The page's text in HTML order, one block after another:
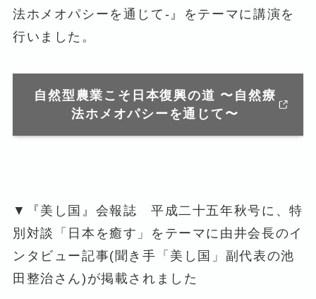
法ホメオパシーを通じて-』をテーマに講演を
行いました。
自然型農業こそ日本復興の道 〜自然療
法ホメオパシーを通じて〜
▼『美し国』会報誌 平成二十五年秋号に、特
別対談「日本を癒す」をテーマに由井会長のイ
ンタビュー記事(聞き手「美し国」副代表の池
田整治さん)が掲載されました